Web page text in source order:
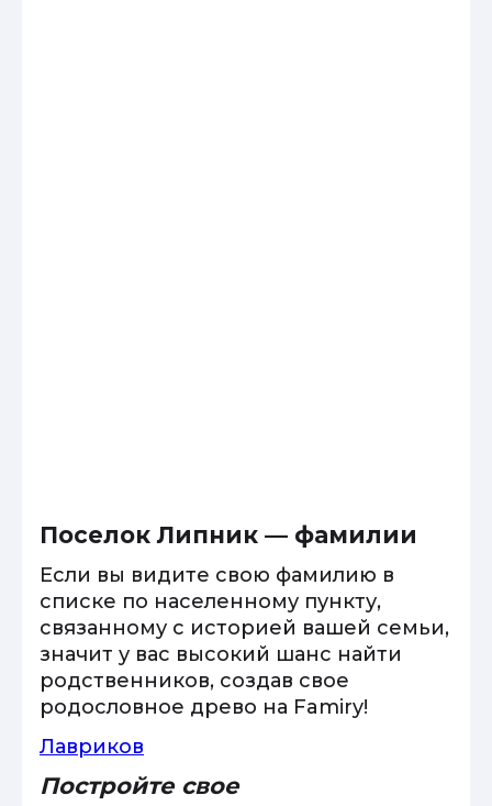
Поселок Липник — фамилии
Если вы видите свою фамилию в
списке по населенному пункту,
связанному с историей вашей семьи,
значит у вас высокий шанс найти
родственников, создав свое
родословное древо на Famiry!
Лавриков
Постройте свое